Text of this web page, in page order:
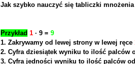
Jak szybko nauczyć się tabliczki
Przykład 1 ∙ 9 = 9
1. Zakrywamy od lewej strony w lewej ręce
2. Cyfra dziesiątek wyniku to ilość palców
3. Cyfra jedności wyniku to ilość palców